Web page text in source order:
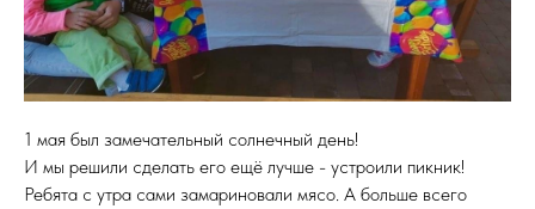
1 мая был замечательный солнечный день!⠀
И мы решили сделать его ещё лучше - устроили пикник!
Ребята с утра сами замариновали мясо. А больше всего